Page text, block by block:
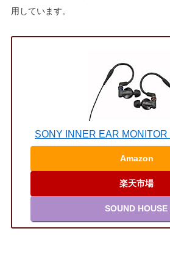
用しています。
SONY INNER EAR
Amazon
楽天市場
SOUND HOUSE